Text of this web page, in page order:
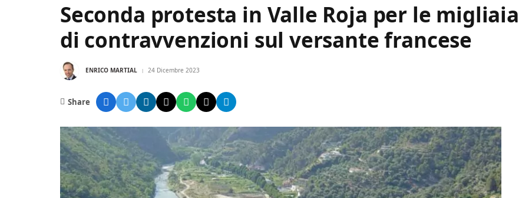
Seconda protesta in Valle Roja per le migliaia
di contravvenzioni sul versante francese
ENRICO MARTIAL 24 Dicembre 2023
Share